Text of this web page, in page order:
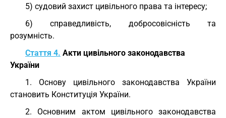
5) судовий захист цивільного права та інтересу;
6) справедливість, добросовісність та
розумність.
Стаття 4. Акти цивільного законодавства
України
1. Основу цивільного законодавства України
становить Конституція України.
2. Основним актом цивільного законодавства